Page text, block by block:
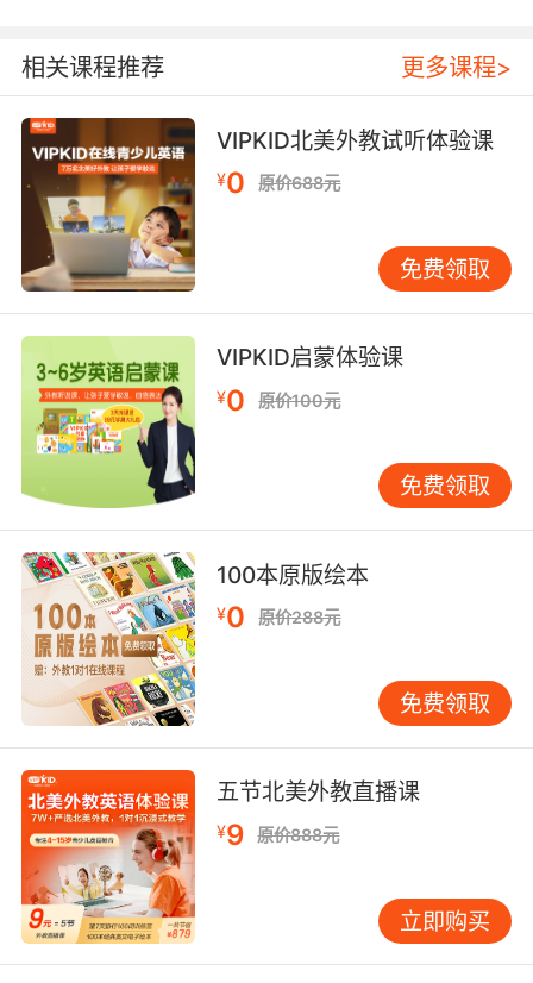
能静下来学习。再有很重要的一点就是要做好课
前的预习工作，其实就像是在学校上课是一样
的，做好课前的预习是非常有必要的，这样你对
要学习的知识有个大概的了解，然后将自己不会
的地方标注下来，那么在上课的时候就可以有重
点地做课堂笔记。
如何在线学习英语第二点：上课认真听讲
上课的时候一定要全神贯注、认真听讲，这其实
是一种习惯也是一种能力，只有认真听讲才能更
好地掌握知识。要紧跟老师的思路走并且及时回
答老师的问题，与老师进行实时有效的沟通和交
流，也能让老师更好地掌握你的学习进度。并且
的。
如何在线学习英语第三点：及时完成作业
分作业，那么对此一定要认真对待，及时完成作
业一是对自己的学习成果进行检测，另外也是对
所学知识的一种温习和回顾。
如何在线学习英语最后一点就是要反复复习，这
样才能让所学的英语知识一直活跃在你的大脑
相关课程推荐 更多课程>
VIPKID北美外教试听体验课
¥0 原价688元
免费领取
VIPKID启蒙体验课
¥0 原价100元
免费领取
100本原版绘本
¥0 原价288元
免费领取
五节北美外教直播课
¥9 原价888元
立即购买